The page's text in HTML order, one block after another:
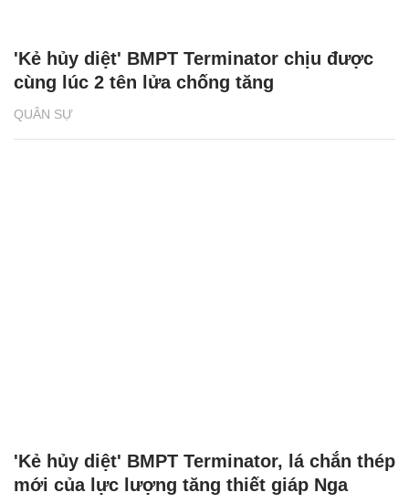
QUÂN SỰ
'Kẻ hủy diệt' BMPT Terminator chịu được
cùng lúc 2 tên lửa chống tăng
'Kẻ hủy diệt' BMPT Terminator, lá chắn thép
mới của lực lượng tăng thiết giáp Nga